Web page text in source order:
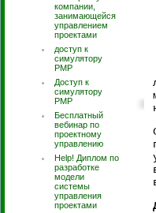
компании,
занимающейся
управлением
проектами
доступ к
симулятору
PMP
Доступ к
симулятору
РМР
Бесплатный
вебинар по
проектному
управлению
Help! Диплом по
разработке
модели
системы
управления
проектами